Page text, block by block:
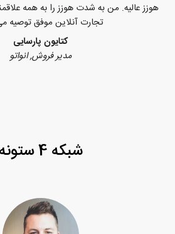
هوزز عالیه. من به شدت هوزز را به همه
تجارت آنلاین موفق توصیه
کتایون پارسایی
مدیر فروش, انواتو
شبکه 4 ستونه